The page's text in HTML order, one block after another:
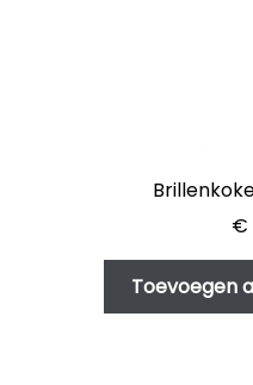
€
Toevoegen